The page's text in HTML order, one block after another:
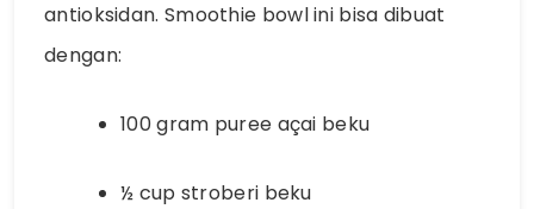
antioksidan. Smoothie bowl ini bisa dibuat
dengan:
100 gram puree açai beku
½ cup stroberi beku